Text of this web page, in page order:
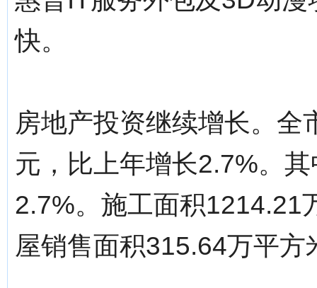
快。
房地产投资继续增长。
元，比上年增长2.7%。
2.7%。施工面积1214.21
屋销售面积315.64万平方